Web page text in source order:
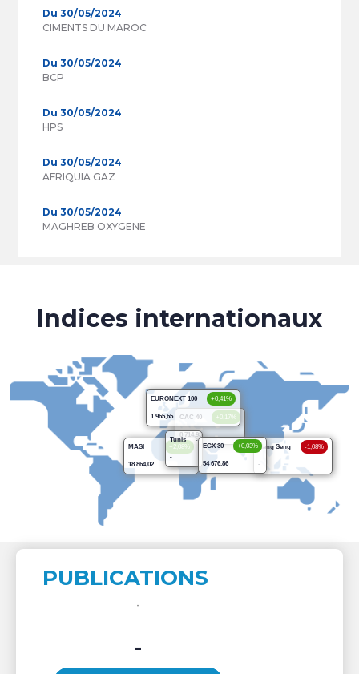
Du 30/05/2024
CIMENTS DU MAROC
Du 30/05/2024
BCP
Du 30/05/2024
HPS
Du 30/05/2024
AFRIQUIA GAZ
Du 30/05/2024
MAGHREB OXYGENE
Indices internationaux
CAC 40 +0,17%
8 714,93
EURONEXT 100 +0,41%
1 965,65
MASI +2,08%
18 864,02
Hang Seng -1,08%
-
Tunis -
-
EGX 30 +0,03%
54 676,86
PUBLICATIONS
-